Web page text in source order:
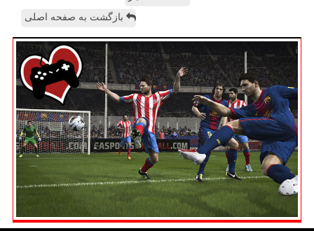
بازگشت به صفحه اصلی